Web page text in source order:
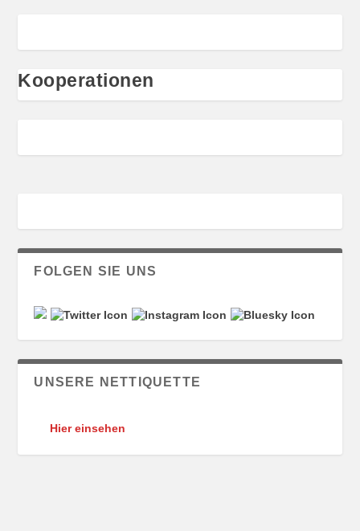
Kooperationen
FOLGEN SIE UNS
UNSERE NETTIQUETTE
Hier einsehen